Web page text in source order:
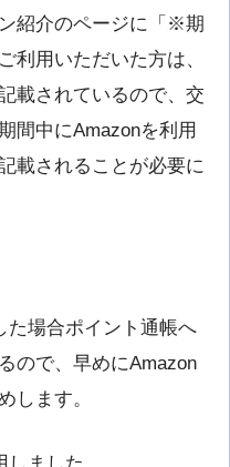
紹介のページに「※期
利用いただいた方は、
載されているので、交
間中にAmazonを利用
載されることが必要に
た場合ポイント通帳へ
ので、早めにAmazon
します。
ました。